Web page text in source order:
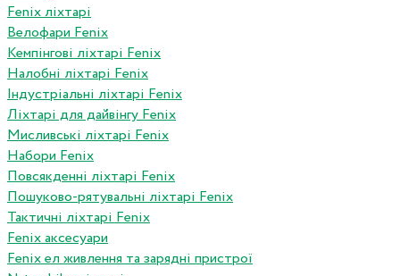
Fenix ліхтарі
Велофари Fenix
Кемпінгові ліхтарі Fenix
Налобні ліхтарі Fenix
Індустріальні ліхтарі Fenix
Ліхтарі для дайвінгу Fenix
Мисливські ліхтарі Fenix
Набори Fenix
Повсякденні ліхтарі Fenix
Пошуково-рятувальні ліхтарі Fenix
Тактичні ліхтарі Fenix
Fenix аксесуари
Fenix ел живлення та зарядні пристрої